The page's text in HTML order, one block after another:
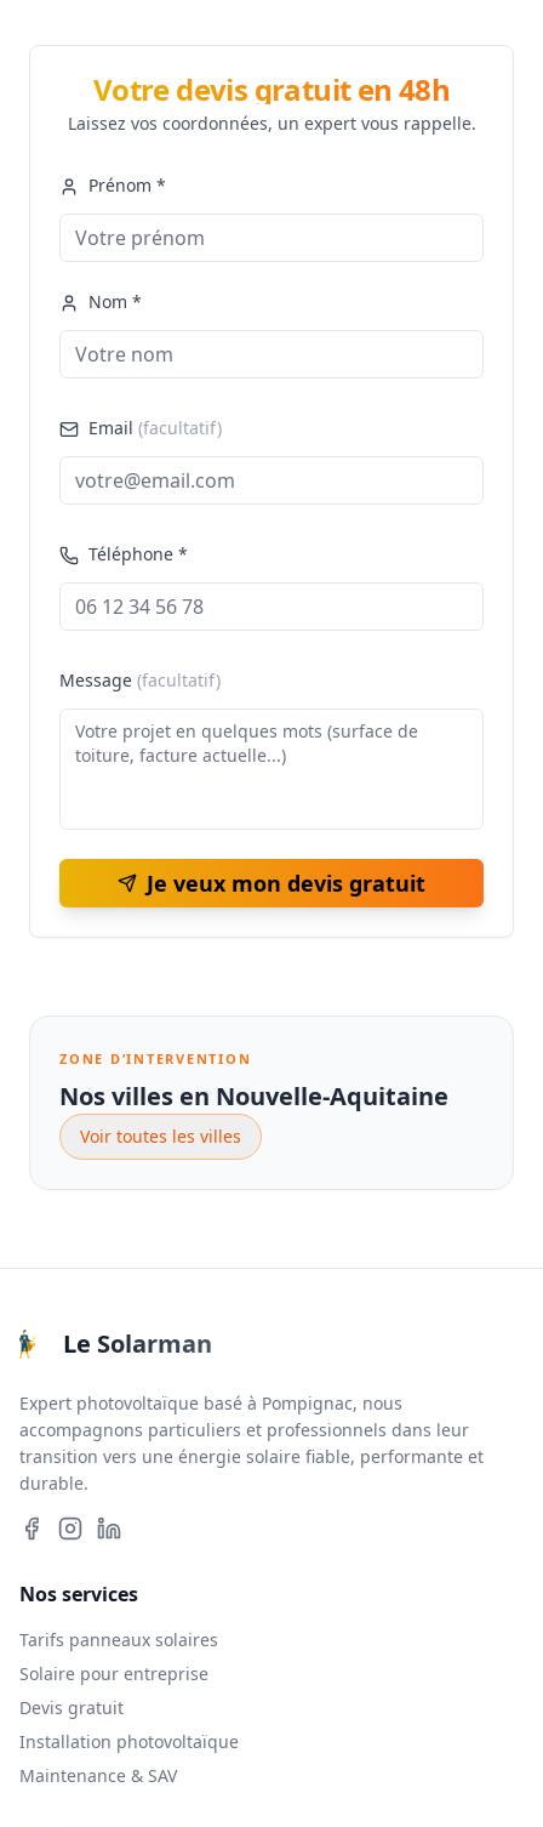
Votre devis gratuit en 48h
Laissez vos coordonnées, un expert vous rappelle.
Prénom *
Nom *
Email (facultatif)
Téléphone *
Message (facultatif)
Je veux mon devis gratuit
ZONE D’INTERVENTION
Nos villes en Nouvelle-Aquitaine
Voir toutes les villes
Le Solarman
Expert photovoltaïque basé à Pompignac, nous
accompagnons particuliers et professionnels dans leur
transition vers une énergie solaire fiable, performante et
durable.
Nos services
Tarifs panneaux solaires
Solaire pour entreprise
Devis gratuit
Installation photovoltaïque
Maintenance & SAV